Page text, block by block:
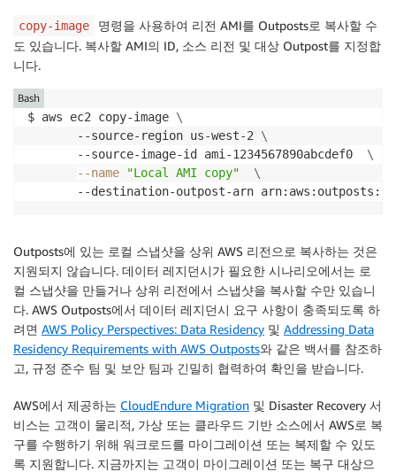
copy-image
명령을 사용하여 리전 AMI를 Outposts로 복사할 수
도 있습니다. 복사할 AMI의 ID, 소스 리전 및 대상 Outpost를 지정합
니다.
$ aws ec2 copy-image \
       --source-region us-west-2
\
	   --source-image-id ami-1234567890abcdef0
\
--name
"Local AMI copy"
\
--destination-outpost-arn
Bash
Outposts에 있는 로컬 스냅샷을 상위 AWS 리전으로 복사하는 것은
지원되지 않습니다. 데이터 레지던시가 필요한 시나리오에서는 로
컬 스냅샷을 만들거나 상위 리전에서 스냅샷을 복사할 수만 있습니
다. AWS Outposts에서 데이터 레지던시 요구 사항이 충족되도록 하
려면 AWS Policy Perspectives: Data Residency 및 Addressing Data
Residency Requirements with AWS Outposts와 같은 백서를 참조하
고, 규정 준수 팀 및 보안 팀과 긴밀히 협력하여 확인을 받습니다.
AWS에서 제공하는 CloudEndure Migration 및 Disaster Recovery 서
비스는 고객이 물리적, 가상 또는 클라우드 기반 소스에서 AWS로 복
구를 수행하기 위해 워크로드를 마이그레이션 또는 복제할 수 있도
록 지원합니다. 지금까지는 고객이 마이그레이션 또는 복구 대상으